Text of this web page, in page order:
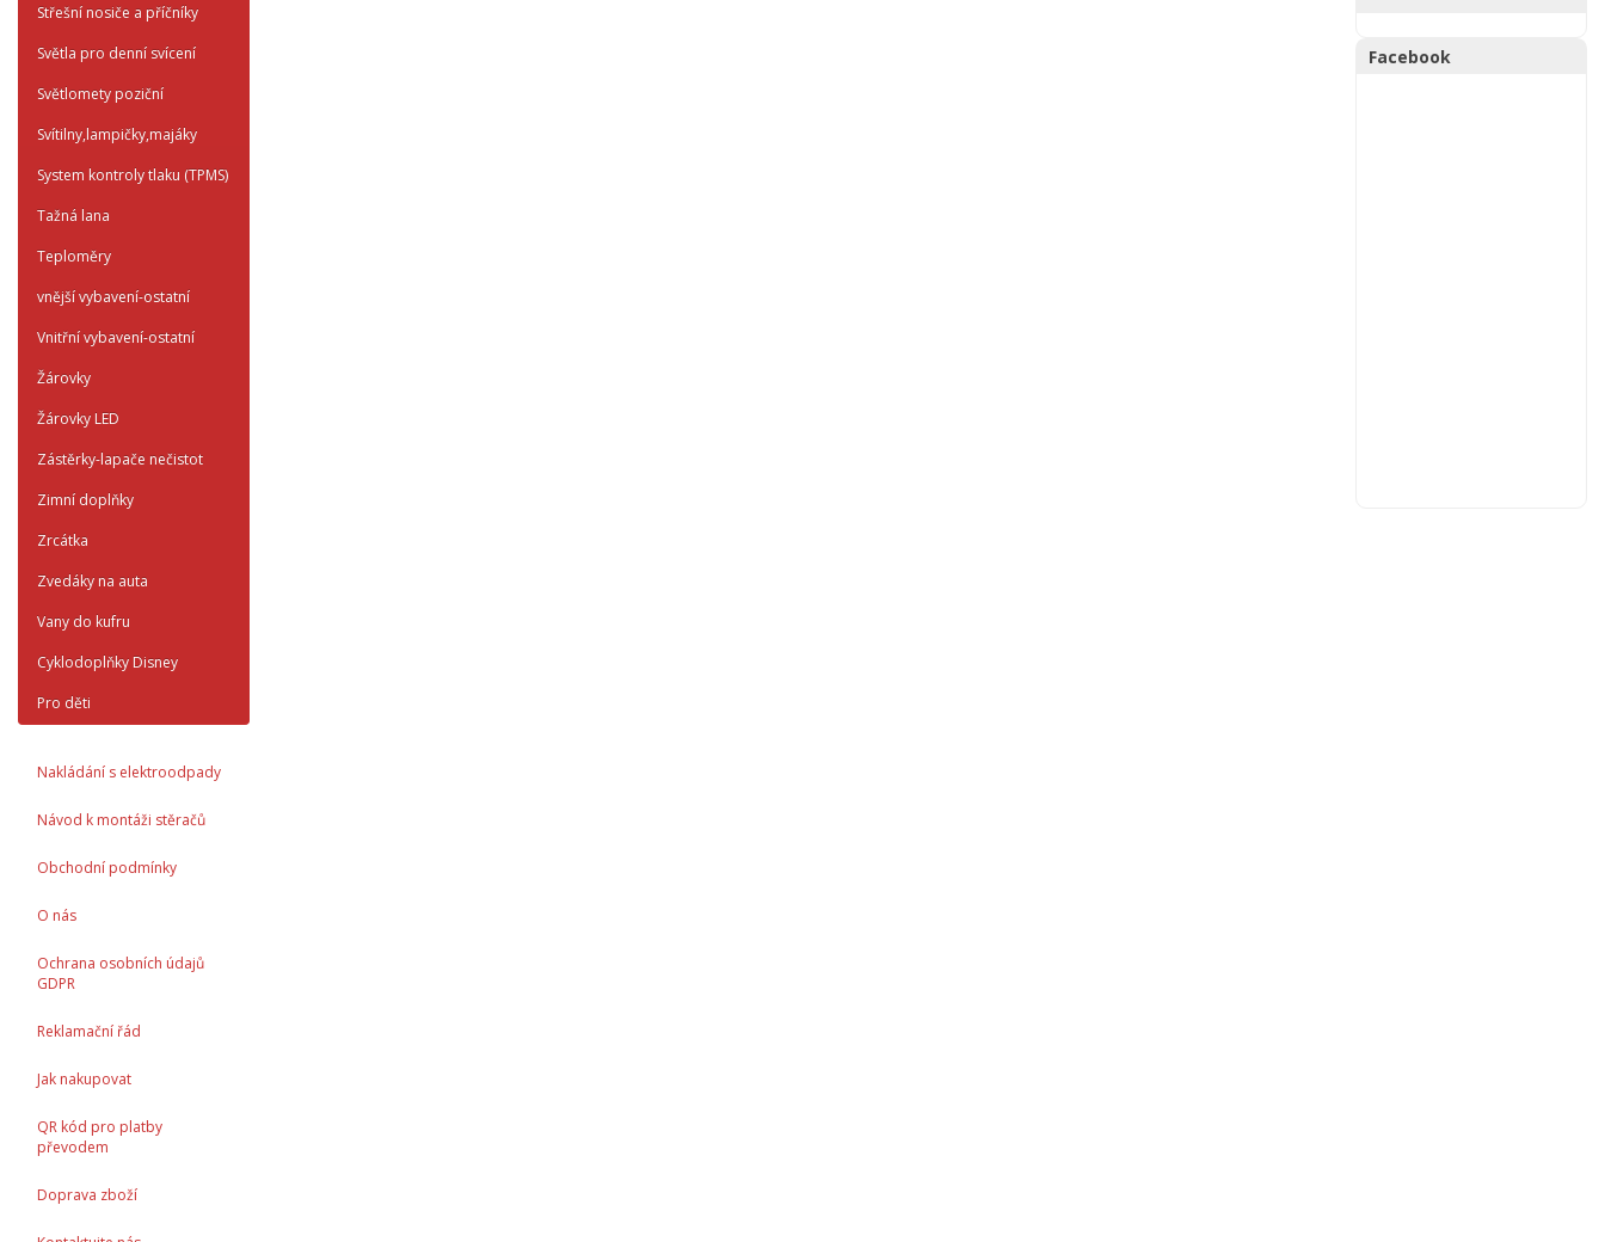
Střešní nosiče a příčníky
Světla pro denní svícení
Světlomety poziční
Svítilny,lampičky,majáky
System kontroly tlaku (TPMS)
Tažná lana
Teploměry
vnější vybavení-ostatní
Vnitřní vybavení-ostatní
Žárovky
Žárovky LED
Zástěrky-lapače nečistot
Zimní doplňky
Zrcátka
Zvedáky na auta
Vany do kufru
Cyklodoplňky Disney
Pro děti
Nakládání s elektroodpady
Návod k montáži stěračů
Obchodní podmínky
O nás
Ochrana osobních údajů
GDPR
Reklamační řád
Jak nakupovat
QR kód pro platby
převodem
Doprava zboží
Facebook